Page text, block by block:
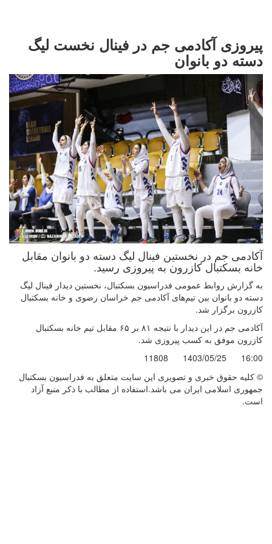
پیروزی آکادمی جم در فینال نخست لیگ
دسته دو بانوان
آکادمی جم در نخستین فینال لیگ دسته دو بانوان مقابل
خانه بسکتبال کازرون به پیروزی رسید.
به گزارش روابط عمومی فدراسیون بسکتبال، نخستین دیدار فینال لیگ
دسته دو بانوان بین تیم‌های آکادمی جم خراسان رضوی و خانه بسکتبال
کازرون برگزار شد.
آکادمی جم در این دیدار با نتیجه ۸۱ بر ۶۵ مقابل تیم خانه بسکتبال
کازرون موفق به کسب پیروزی شد.
16:00
1403/05/25
11808
© کليه حقوق خبری و تصويری اين سايت متعلق به فدراسیون بسکتبال
جمهوری اسلامی ایران می باشد.استفاده از مطالب با ذكر منبع آزاد
است.